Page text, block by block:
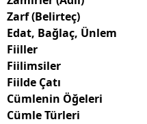
Zarf (Belirteç)
Edat, Bağlaç, Ünlem
Fiiller
Fiilimsiler
Fiilde Çatı
Cümlenin Öğeleri
Cümle Türleri